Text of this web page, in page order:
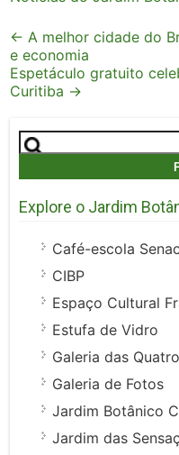
Post
navigation
← A melhor cidade do
e economia
Espetáculo gratuito
Curitiba →
Pesquisar
por:
Explore o Jardim
Café-escola
CIBP
Espaço Cultural
Estufa de Vidro
Galeria das
Galeria de Fotos
Jardim Botânico
Jardim das